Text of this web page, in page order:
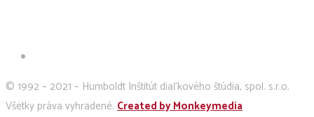
© 1992 – 2021 – Humboldt Inštitút diaľkového štúdia, spol. s.r.o.
Všetky práva vyhradené. Created by Monkeymedia